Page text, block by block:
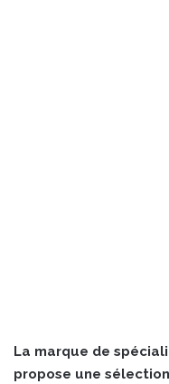
La marque de
propose une